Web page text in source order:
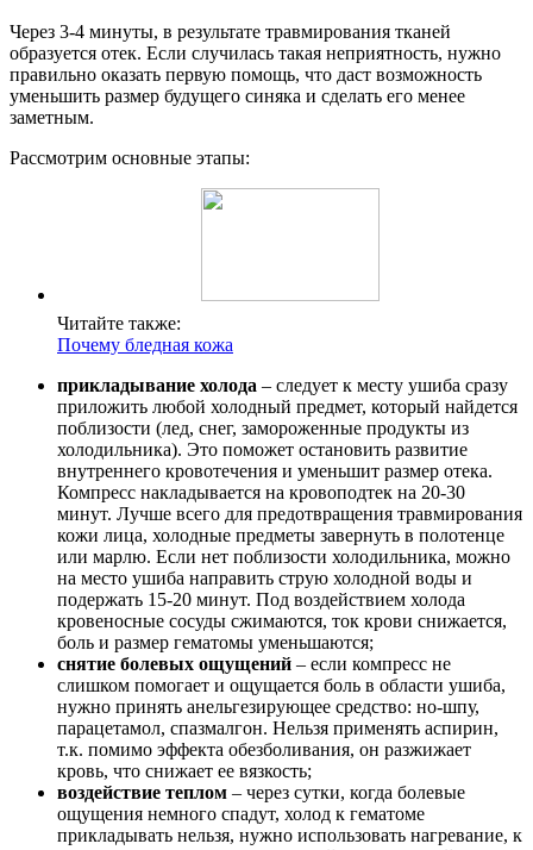
Через 3-4 минуты, в результате травмирования тканей
образуется отек. Если случилась такая неприятность, нужно
правильно оказать первую помощь, что даст возможность
уменьшить размер будущего синяка и сделать его менее
заметным.
Рассмотрим основные этапы:
Читайте также:
Почему бледная кожа
прикладывание холода – следует к месту ушиба сразу
приложить любой холодный предмет, который найдется
поблизости (лед, снег, замороженные продукты из
холодильника). Это поможет остановить развитие
внутреннего кровотечения и уменьшит размер отека.
Компресс накладывается на кровоподтек на 20-30
минут. Лучше всего для предотвращения травмирования
кожи лица, холодные предметы завернуть в полотенце
или марлю. Если нет поблизости холодильника, можно
на место ушиба направить струю холодной воды и
подержать 15-20 минут. Под воздействием холода
кровеносные сосуды сжимаются, ток крови снижается,
боль и размер гематомы уменьшаются;
снятие болевых ощущений – если компресс не
слишком помогает и ощущается боль в области ушиба,
нужно принять анельгезирующее средство: но-шпу,
парацетамол, спазмалгон. Нельзя применять аспирин,
т.к. помимо эффекта обезболивания, он разжижает
кровь, что снижает ее вязкость;
воздействие теплом – через сутки, когда болевые
ощущения немного спадут, холод к гематоме
прикладывать нельзя, нужно использовать нагревание, к